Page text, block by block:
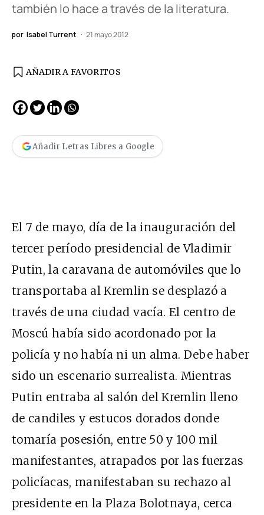
también lo hace a través de la literatura.
por Isabel Turrent 21 mayo 2012
AÑADIR A FAVORITOS
Añadir Letras Libres a Google
El 7 de mayo, día de la inauguración del
tercer período presidencial de Vladimir
Putin, la caravana de automóviles que lo
transportaba al Kremlin se desplazó a
través de una ciudad vacía. El centro de
Moscú había sido acordonado por la
policía y no había ni un alma. Debe haber
sido un escenario surrealista. Mientras
Putin entraba al salón del Kremlin lleno
de candiles y estucos dorados donde
tomaría posesión, entre 50 y 100 mil
manifestantes, atrapados por las fuerzas
policíacas, manifestaban su rechazo al
presidente en la Plaza Bolotnaya, cerca